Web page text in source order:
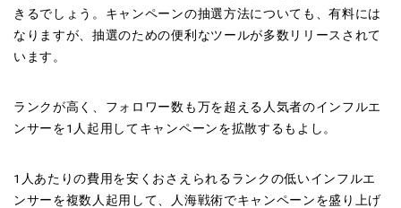
きるでしょう。キャンペーンの抽選方法についても、有料には
なりますが、抽選のための便利なツールが多数リリースされて
います。
ランクが高く、フォロワー数も万を超える人気者のインフルエ
ンサーを1人起用してキャンペーンを拡散するもよし。
1人あたりの費用を安くおさえられるランクの低いインフルエ
ンサーを複数人起用して、人海戦術でキャンペーンを盛り上げ